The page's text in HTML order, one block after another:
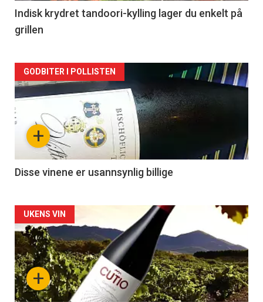
2
Indisk krydret tandoori-kylling lager du enkelt på
grillen
Forsiden
akkurat
nå
3
+
GODBITER I POLLISTEN
Disse vinene er usannsynlig billige
Forsiden
akkurat
nå
-
+
UKENS VIN